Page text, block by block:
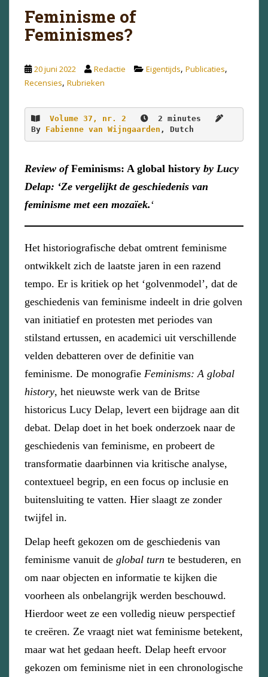
Feminisme of
Feminismes?
20 juni 2022 Redactie Eigentijds, Publicaties,
Recensies, Rubrieken
Volume 37, nr. 2
2 minutes
By Fabienne van Wijngaarden , Dutch
Review ofFeminisms: A global history by Lucy
Delap: ‘Ze vergelijkt de geschiedenis van
feminisme met een mozaïek.‘
Het historiografische debat omtrent feminisme
ontwikkelt zich de laatste jaren in een razend
tempo. Er is kritiek op het ‘golvenmodel’, dat de
geschiedenis van feminisme indeelt in drie golven
van initiatief en protesten met periodes van
stilstand ertussen, en academici uit verschillende
velden debatteren over de definitie van
feminisme. De monografie Feminisms: A global
history, het nieuwste werk van de Britse
historicus Lucy Delap, levert een bijdrage aan dit
debat. Delap doet in het boek onderzoek naar de
geschiedenis van feminisme, en probeert de
transformatie daarbinnen via kritische analyse,
contextueel begrip, en een focus op inclusie en
buitensluiting te vatten. Hier slaagt ze zonder
twijfel in.
Delap heeft gekozen om de geschiedenis van
feminisme vanuit de global turn te bestuderen, en
om naar objecten en informatie te kijken die
voorheen als onbelangrijk werden beschouwd.
Hierdoor weet ze een volledig nieuw perspectief
te creëren. Ze vraagt niet wat feminisme betekent,
maar wat het gedaan heeft. Delap heeft ervoor
gekozen om feminisme niet in een chronologische